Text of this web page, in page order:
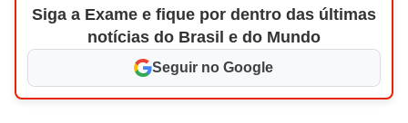
Siga a Exame e fique por dentro das últimas
notícias do Brasil e do Mundo
Seguir no Google